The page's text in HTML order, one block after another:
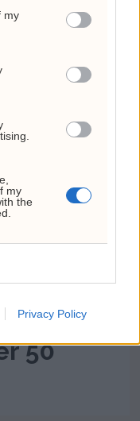
my
my
the
Privacy Policy
50